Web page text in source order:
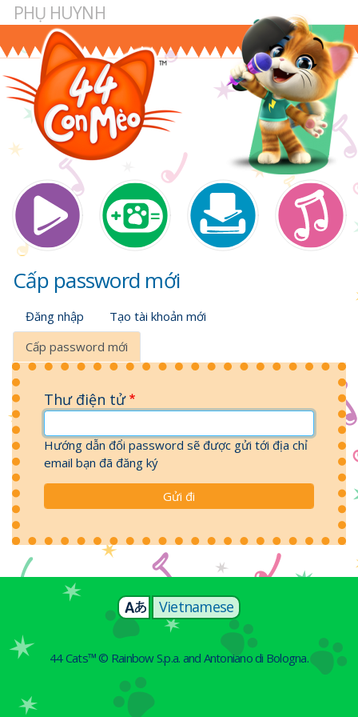
đến
nội
dung
PHỤ HUYNH
Main navigation
Cấp password mới
Tab
chính
Đăng nhập
Tạo tài khoản mới
Cấp password mới
Thư điện tử
Hướng dẫn đổi password sẽ được gửi tới địa chỉ
email bạn đã đăng ký
44 Cats™ © Rainbow S.p.a. and Antoniano di Bologna.
Vietnamese